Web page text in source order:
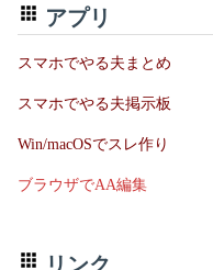
アプリ
スマホでやる夫まとめ
スマホでやる夫掲示板
Win/macOSでスレ作り
ブラウザでAA編集